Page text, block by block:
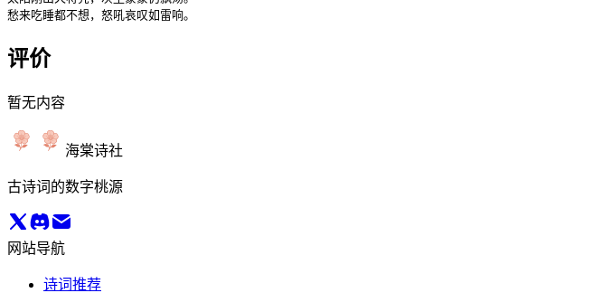
愁来吃睡都不想，怒吼哀叹如雷响。
评价
暂无内容
海棠诗社
古诗词的数字桃源
网站导航
诗词推荐